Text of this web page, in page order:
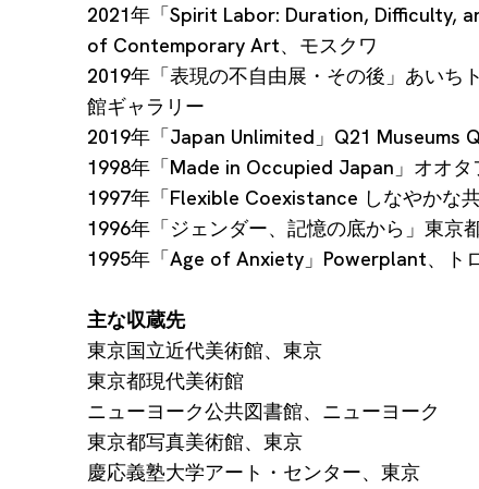
2021年「Spirit Labor: Duration, Difficulty,
of Contemporary Art、モスクワ
2019年「表現の不自由展・その後」あいち
館ギャラリー
2019年「Japan Unlimited」Q21 Museums
1998年「Made in Occupied Japan」オオ
1997年「Flexible Coexistance しなやかな
1996年「ジェンダー、記憶の底から」東京
1995年「Age of Anxiety」Powerplant、ト
主な収蔵先
東京国立近代美術館、東京
東京都現代美術館
ニューヨーク公共図書館、ニューヨーク
東京都写真美術館、東京
慶応義塾大学アート・センター、東京